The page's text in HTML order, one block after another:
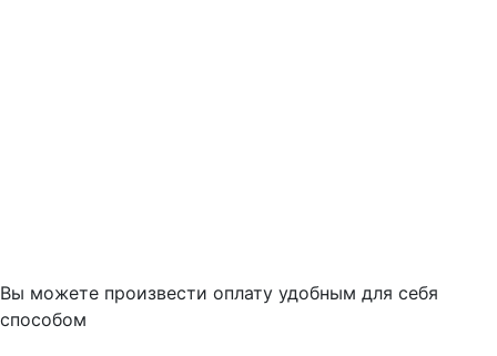
Вы можете произвести оплату удобным для себя
способом